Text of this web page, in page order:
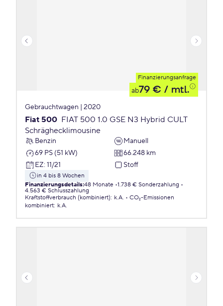
Finanzierungsanfrage
ab79 € / mtl.
Gebrauchtwagen | 2020
Fiat 500 FIAT 500 1.0 GSE N3 Hybrid CULT
Schräghecklimousine
Benzin
Manuell
69 PS (51 kW)
66.248 km
EZ: 11/21 Stoff
in 4 bis 8 Wochen
Finanzierungsdetails:48 Monate 1.738 € Sonderzahlung
4.563 € Schlusszahlung
Kraftstoffverbrauch (kombiniert): k.A.
CO₂-Emissionen
kombiniert: k.A.